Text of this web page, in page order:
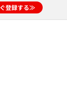
登録する≫